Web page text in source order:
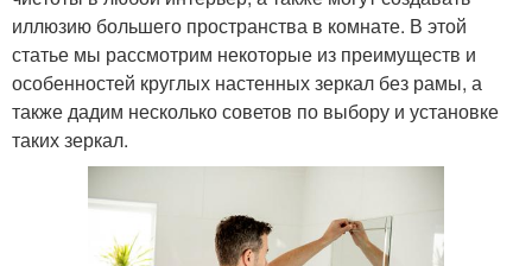
иллюзию большего пространства в комнате. В этой
статье мы рассмотрим некоторые из преимуществ и
особенностей круглых настенных зеркал без рамы, а
также дадим несколько советов по выбору и установке
таких зеркал.